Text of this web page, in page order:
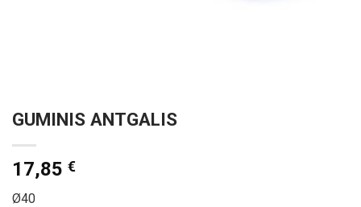
GUMINIS ANTGALIS
17,85 €
Ø40